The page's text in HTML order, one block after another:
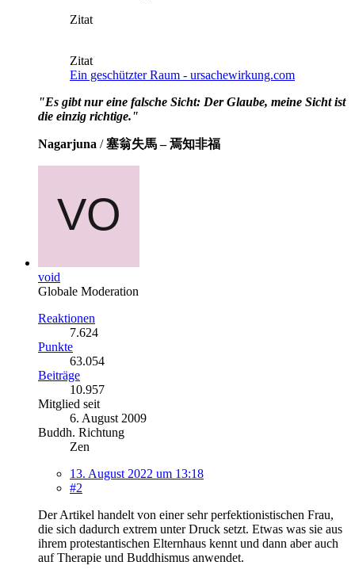
Zitat
Zitat
Ein geschützter Raum - ursachewirkung.com
"Es gibt nur eine falsche Sicht: Der Glaube, meine Sicht ist
die einzig richtige."
Nagarjuna /塞翁失馬 – 焉知非福
void
Globale Moderation
Reaktionen
7.624
Punkte
63.054
Beiträge
10.957
Mitglied seit
6. August 2009
Buddh. Richtung
Zen
13. August 2022 um 13:18
#2
Der Artikel handelt von einer sehr perfektionistischen Frau,
die sich dadurch extrem unter Druck setzt. Etwas was sie aus
ihrem protestantischen Elternhaus kennt und dann aber auch
auf Therapie und Buddhismus anwendet.